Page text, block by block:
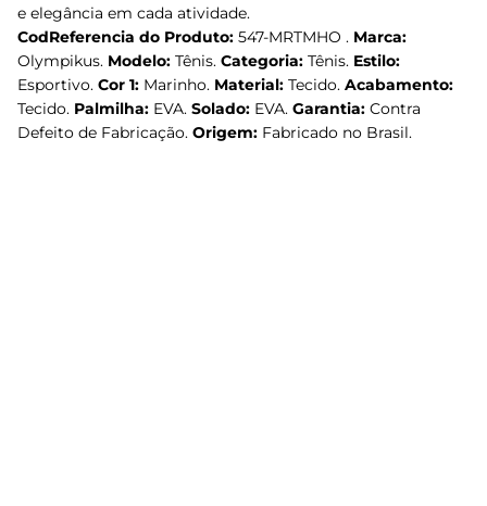
e elegância em cada atividade.
CodReferencia do Produto: 547-MRTMHO . Marca:
Olympikus. Modelo: Tênis. Categoria: Tênis. Estilo:
Esportivo. Cor 1: Marinho. Material: Tecido. Acabamento:
Tecido. Palmilha: EVA. Solado: EVA. Garantia: Contra
Defeito de Fabricação. Origem: Fabricado no Brasil.